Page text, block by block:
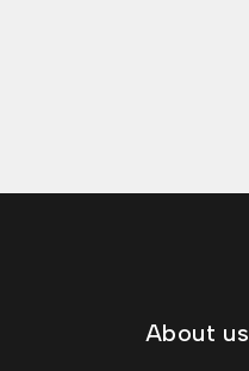
About us